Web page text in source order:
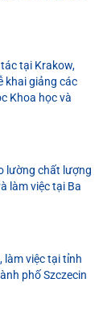
tại Krakow,
khai giảng các
Khoa học và
lường chất lượng
làm việc tại Ba
làm việc tại tỉnh
phố Szczecin